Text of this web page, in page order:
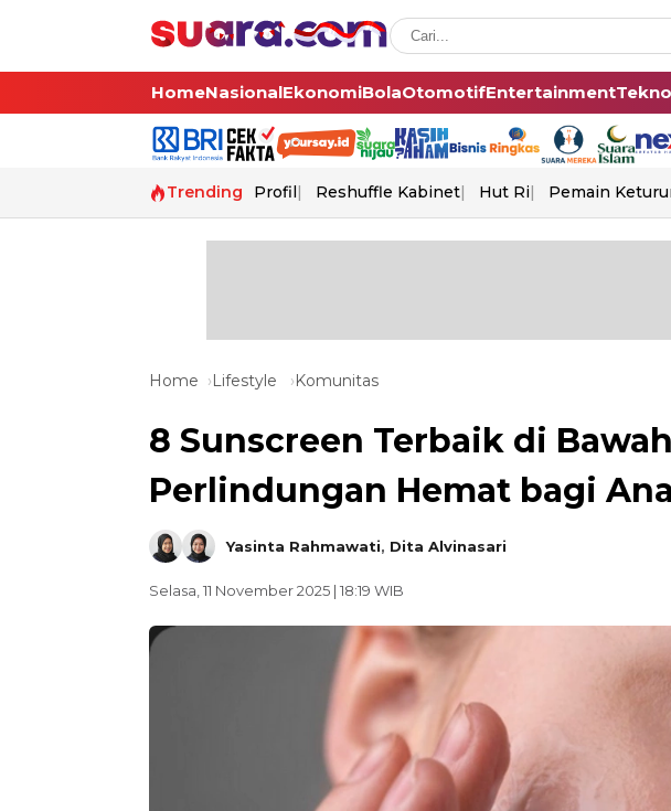
HomeNasionalEkonomiBolaOtomotifEntertainmentTekno
Trending Profil Reshuffle Kabinet Hut Ri Pemain
Home Lifestyle Komunitas
8 Sunscreen Terbaik di
Perlindungan Hemat bagi
Yasinta Rahmawati, Dita Alvinasari
Selasa, 11 November 2025 | 18:19 WIB